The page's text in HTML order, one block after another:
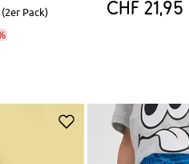
Pack)
CHF 21,95